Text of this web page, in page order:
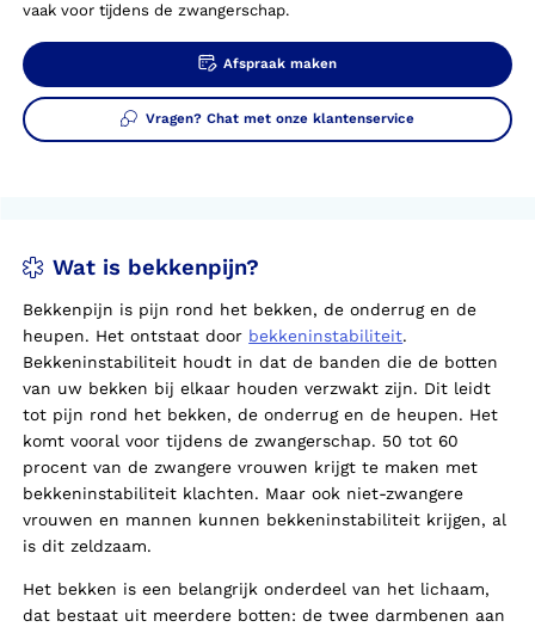
vaak voor tijdens de zwangerschap.
Afspraak maken
Vragen? Chat met onze klantenservice
Wat is bekkenpijn?
Bekkenpijn is pijn rond het bekken, de onderrug en de
heupen. Het ontstaat door bekkeninstabiliteit.
Bekkeninstabiliteit houdt in dat de banden die de botten
van uw bekken bij elkaar houden verzwakt zijn. Dit leidt
tot pijn rond het bekken, de onderrug en de heupen. Het
komt vooral voor tijdens de zwangerschap. 50 tot 60
procent van de zwangere vrouwen krijgt te maken met
bekkeninstabiliteit klachten. Maar ook niet-zwangere
vrouwen en mannen kunnen bekkeninstabiliteit krijgen, al
is dit zeldzaam.
Het bekken is een belangrijk onderdeel van het lichaam,
dat bestaat uit meerdere botten: de twee darmbenen aan